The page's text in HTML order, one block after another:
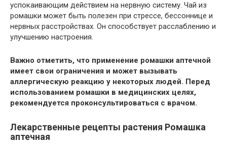
успокаивающим действием на нервную систему. Чай из
ромашки может быть полезен при стрессе, бессоннице и
нервных расстройствах. Он способствует расслаблению и
улучшению настроения.
Важно отметить, что применение ромашки аптечной
имеет свои ограничения и может вызывать
аллергическую реакцию у некоторых людей. Перед
использованием ромашки в медицинских целях,
рекомендуется проконсультироваться с врачом.
Лекарственные рецепты растения Ромашка
аптечная